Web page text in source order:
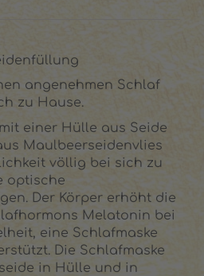
angenehmen Schlaf
zu Hause.
einer Hülle aus Seide
Maulbeerseidenvlies
völlig bei sich zu
optische
Der Körper erhöht die
Melatonin bei
eine Schlafmaske
Die Schlafmaske
in Hülle und in